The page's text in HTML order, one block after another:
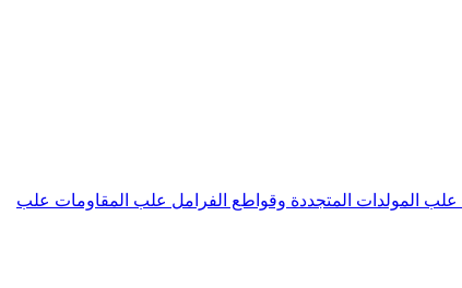
علب المولدات المتجددة وقواطع الفرامل علب المقاومات علب